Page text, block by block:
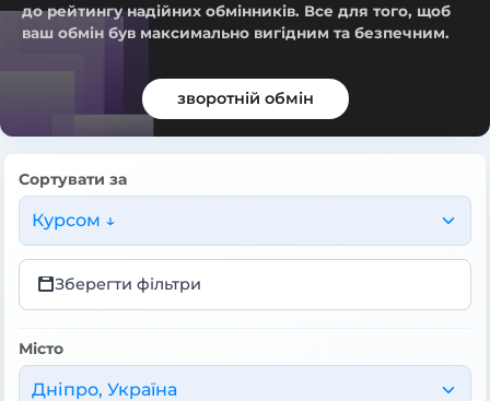
до рейтингу надійних обмінників. Все для того, щоб
ваш обмін був максимально вигідним та безпечним.
зворотній обмін
Сортувати за
Курсом ↓
Зберегти фільтри
Місто
Дніпро, Україна